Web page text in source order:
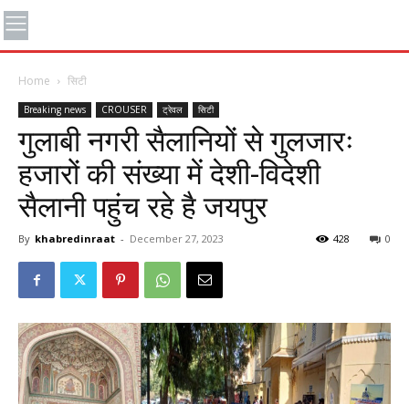
Home सिटी
Breaking news CROUSER ट्रेवल सिटी
गुलाबी नगरी सैलानियों से गुलजारः
हजारों की संख्या में देशी-विदेशी
सैलानी पहुंच रहे है जयपुर
By khabredinraat - December 27, 2023 0
428